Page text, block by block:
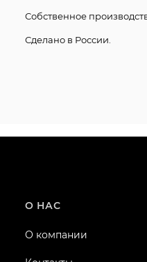
Собственное
Сделано в России.
О НАС
О компании